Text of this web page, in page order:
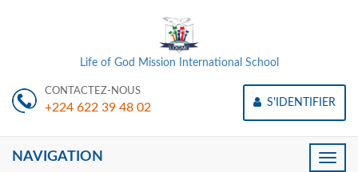
Life of God Mission International School
CONTACTEZ-NOUS
+224 622 39 48 02 S'IDENTIFIER
Toggle
NAVIGATION